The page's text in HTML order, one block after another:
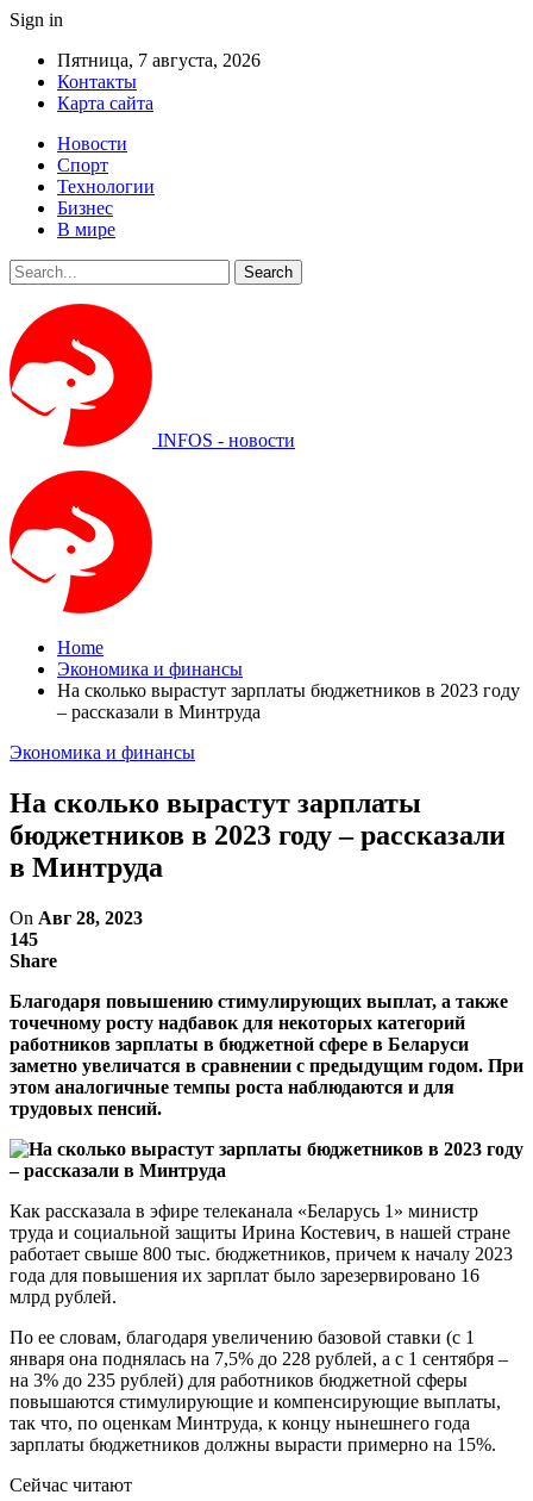
Sign in
Пятница, 7 августа, 2026
Контакты
Карта сайта
Новости
Спорт
Технологии
Бизнес
В мире
INFOS - новости
Home
Экономика и финансы
На сколько вырастут зарплаты бюджетников в 2023 году
– рассказали в Минтруда
Экономика и финансы
На сколько вырастут зарплаты
бюджетников в 2023 году – рассказали
в Минтруда
On Авг 28, 2023
145
Share
Благодаря повышению стимулирующих выплат, а также
точечному росту надбавок для некоторых категорий
работников зарплаты в бюджетной сфере в Беларуси
заметно увеличатся в сравнении с предыдущим годом. При
этом аналогичные темпы роста наблюдаются и для
трудовых пенсий.
Как рассказала в эфире телеканала «Беларусь 1» министр
труда и социальной защиты Ирина Костевич, в нашей стране
работает свыше 800 тыс. бюджетников, причем к началу 2023
года для повышения их зарплат было зарезервировано 16
млрд рублей.
По ее словам, благодаря увеличению базовой ставки (с 1
января она поднялась на 7,5% до 228 рублей, а с 1 сентября –
на 3% до 235 рублей) для работников бюджетной сферы
повышаются стимулирующие и компенсирующие выплаты,
так что, по оценкам Минтруда, к концу нынешнего года
зарплаты бюджетников должны вырасти примерно на 15%.
Сейчас читают